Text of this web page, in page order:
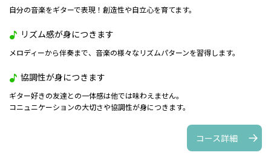
自分の音楽をギターで表現！創造性や自立心を育てます。
リズム感が身につきます
メロディーから伴奏まで、音楽の様々なリズムパターンを習得します。
協調性が身につきます
ギター好きの友達との一体感は他では味わえません。
コニュニケーションの大切さや協調性が身につきます。
コース詳細